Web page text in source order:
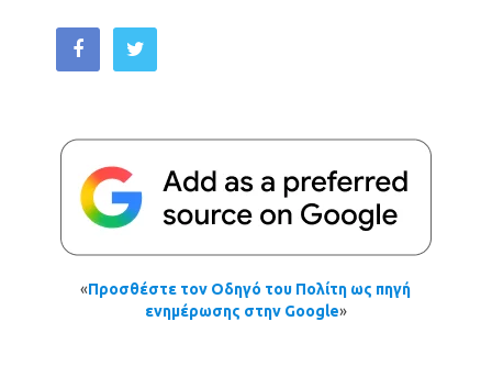
«Προσθέστε τον Οδηγό του Πολίτη ως πηγή
ενημέρωσης στην Google»